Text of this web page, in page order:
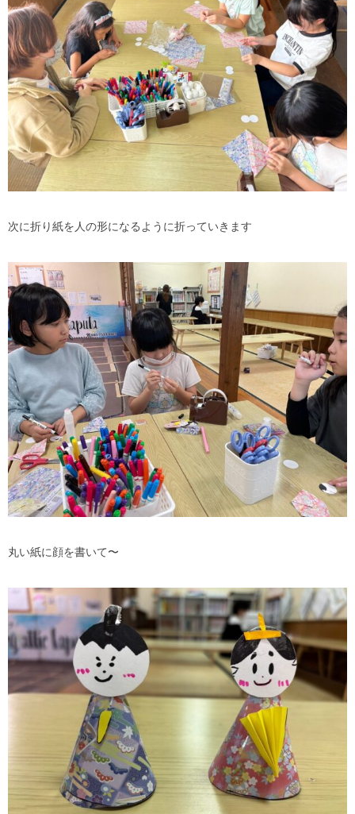
次に折り紙を人の形になるように折っていきます
丸い紙に顔を書いて〜